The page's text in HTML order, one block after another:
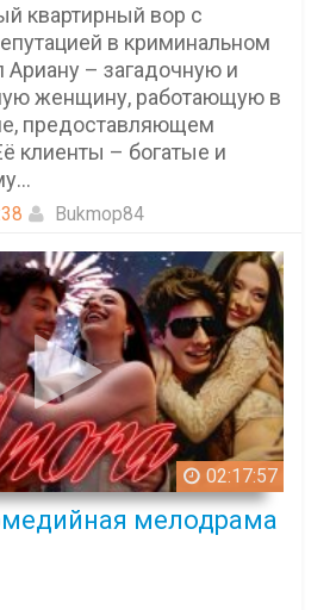
квартирный вор с
в криминальном
Ариану – загадочную и
женщину, работающую в
предоставляющем
клиенты – богатые и
Bukmop84
02:17:57
мелодрама